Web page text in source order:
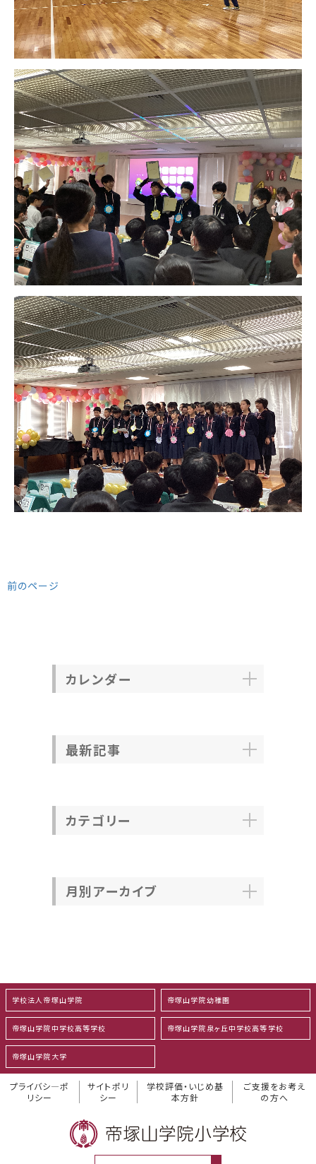
前のページ
カレンダー
最新記事
カテゴリー
月別アーカイブ
学校法人帝塚山学院 帝塚山学院幼稚園
帝塚山学院中学校高等学校 帝塚山学院泉ヶ丘中学校高等学校
帝塚山学院大学
プライバシ―ポ
リシー
サイトポリ
シー
学校評価・いじめ基
本方針
ご支援をお考え
の方へ